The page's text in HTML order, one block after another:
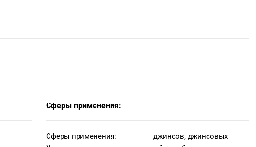
Сферы применения:
Сферы применения:
джинсов, джинсовых